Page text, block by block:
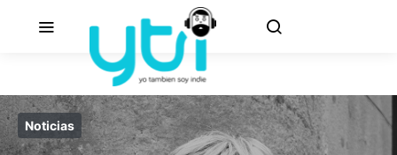
Noticias